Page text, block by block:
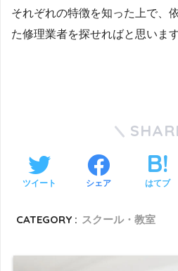
それぞれの特徴を知った上で、
た修理業者を探せればと思います
ツイート シェア はてブ
CATEGORY : スクール・教室